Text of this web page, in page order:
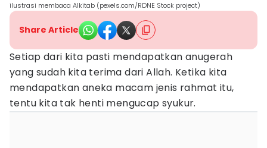
ilustrasi membaca Alkitab (pexels.com/RDNE Stock project)
Share Article
Setiap dari kita pasti mendapatkan anugerah
yang sudah kita terima dari Allah. Ketika kita
mendapatkan aneka macam jenis rahmat itu,
tentu kita tak henti mengucap syukur.